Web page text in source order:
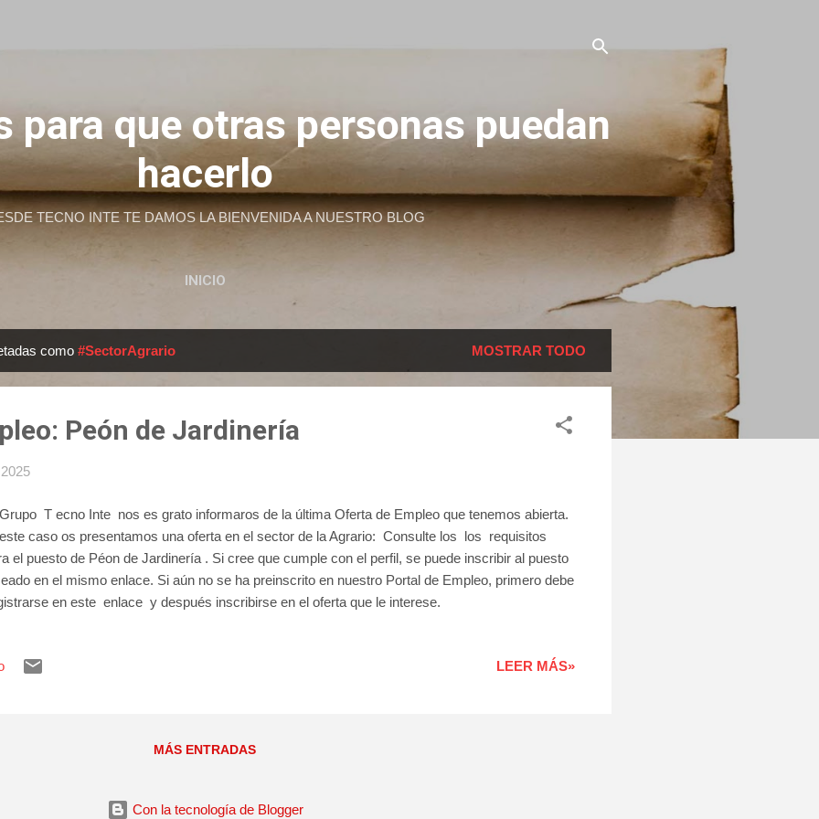
para que otras personas puedan
hacerlo
TECNO INTE TE DAMOS LA BIENVENIDA A NUESTRO BLOG
INICIO
como #SectorAgrario MOSTRAR TODO
Peón de Jardinería
T ecno Inte nos es grato informaros de la última Oferta de Empleo que tenemos abierta.
caso os presentamos una oferta en el sector de la Agrario: Consulte los los requisitos
el puesto de Péon de Jardinería . Si cree que cumple con el perfil, se puede inscribir al puesto
en el mismo enlace. Si aún no se ha preinscrito en nuestro Portal de Empleo, primero debe
en este enlace y después inscribirse en el oferta que le interese.
LEER MÁS»
MÁS ENTRADAS
Con la tecnología de Blogger